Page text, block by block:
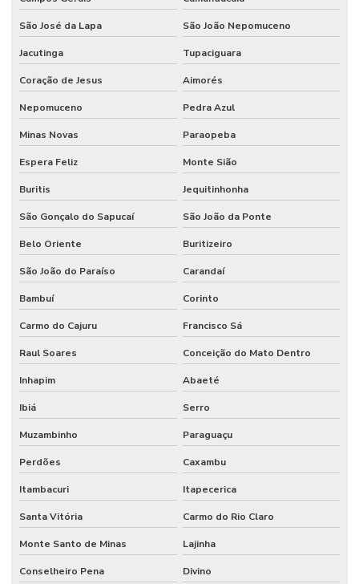
São José da Lapa São João Nepomuceno
Jacutinga Tupaciguara
Coração de Jesus Aimorés
Nepomuceno Pedra Azul
Minas Novas Paraopeba
Espera Feliz Monte Sião
Buritis Jequitinhonha
São Gonçalo do Sapucaí São João da Ponte
Belo Oriente Buritizeiro
São João do Paraíso Carandaí
Bambuí Corinto
Carmo do Cajuru Francisco Sá
Raul Soares Conceição do Mato Dentro
Inhapim Abaeté
Ibiá Serro
Muzambinho Paraguaçu
Perdões Caxambu
Itambacuri Itapecerica
Santa Vitória Carmo do Rio Claro
Monte Santo de Minas Lajinha
Conselheiro Pena Divino